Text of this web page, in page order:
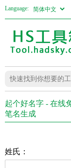
Language:
起个好名字 - 在线
笔名生成
姓氏：